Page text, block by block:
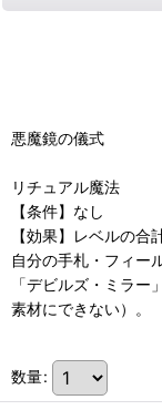
悪魔鏡の儀式
リチュアル魔法
【条件】なし
【効果】レベルの合
自分の手札・フィー
「デビルズ・ミラ
素材にできない）。
数量: